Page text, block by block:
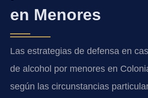
en Menores
Las estrategias de defensa en
de alcohol por menores en
según las circunstancias